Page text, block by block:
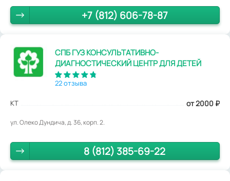
+7 (812) 606-78-87
СПБ ГУЗ КОНСУЛЬТАТИВНО-
ДИАГНОСТИЧЕСКИЙ ЦЕНТР ДЛЯ ДЕТЕЙ
22 отзыва
КТ от 2000 ₽
ул. Олеко Дундича, д. 36, корп. 2.
8 (812) 385-69-22